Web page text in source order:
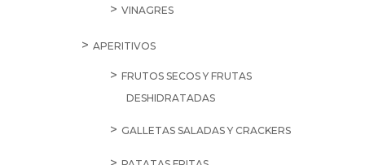
VINAGRES
APERITIVOS
FRUTOS SECOS Y FRUTAS
DESHIDRATADAS
GALLETAS SALADAS Y CRACKERS